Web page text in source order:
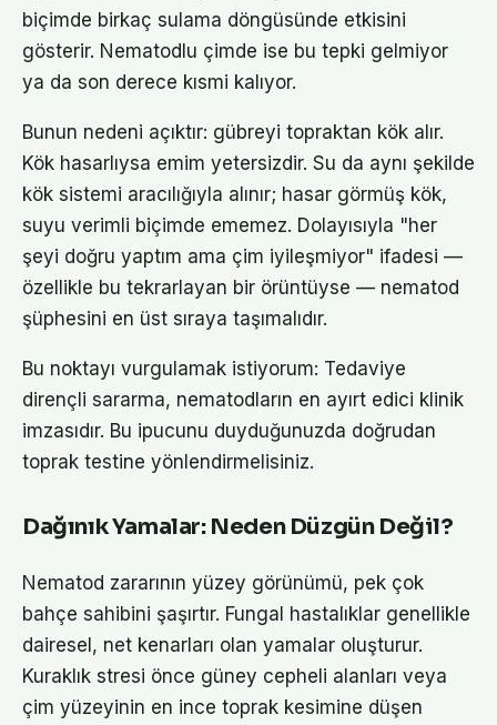
biçimde birkaç sulama döngüsünde etkisini
gösterir. Nematodlu çimde ise bu tepki gelmiyor
ya da son derece kısmi kalıyor.
Bunun nedeni açıktır: gübreyi topraktan kök alır.
Kök hasarlıysa emim yetersizdir. Su da aynı şekilde
kök sistemi aracılığıyla alınır; hasar görmüş kök,
suyu verimli biçimde ememez. Dolayısıyla "her
şeyi doğru yaptım ama çim iyileşmiyor" ifadesi —
özellikle bu tekrarlayan bir örüntüyse — nematod
şüphesini en üst sıraya taşımalıdır.
Bu noktayı vurgulamak istiyorum: Tedaviye
dirençli sararma, nematodların en ayırt edici klinik
imzasıdır. Bu ipucunu duyduğunuzda doğrudan
toprak testine yönlendirmelisiniz.
Dağınık Yamalar: Neden Düzgün Değil?
Nematod zararının yüzey görünümü, pek çok
bahçe sahibini şaşırtır. Fungal hastalıklar genellikle
dairesel, net kenarları olan yamalar oluşturur.
Kuraklık stresi önce güney cepheli alanları veya
çim yüzeyinin en ince toprak kesimine düşen